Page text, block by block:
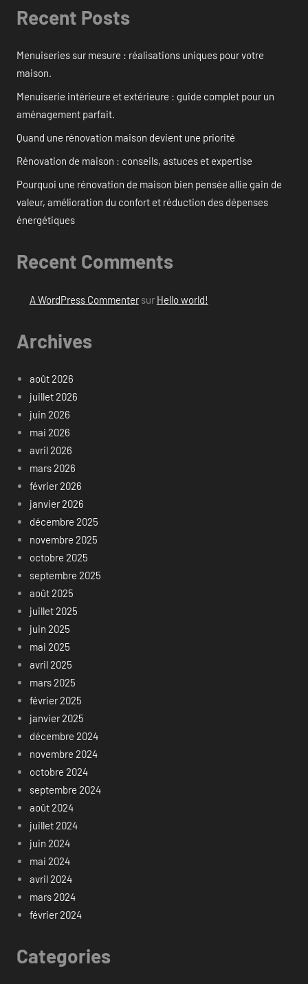
Recent Posts
Menuiseries sur mesure : réalisations uniques pour votre
maison.
Menuiserie intérieure et extérieure : guide complet pour un
aménagement parfait.
Quand une rénovation maison devient une priorité
Rénovation de maison : conseils, astuces et expertise
Pourquoi une rénovation de maison bien pensée allie gain de
valeur, amélioration du confort et réduction des dépenses
énergétiques
Recent Comments
A WordPress Commentersur Hello world!
Archives
août 2026
juillet 2026
juin 2026
mai 2026
avril 2026
mars 2026
février 2026
janvier 2026
décembre 2025
novembre 2025
octobre 2025
septembre 2025
août 2025
juillet 2025
juin 2025
mai 2025
avril 2025
mars 2025
février 2025
janvier 2025
décembre 2024
novembre 2024
octobre 2024
septembre 2024
août 2024
juillet 2024
juin 2024
mai 2024
avril 2024
mars 2024
février 2024
Categories